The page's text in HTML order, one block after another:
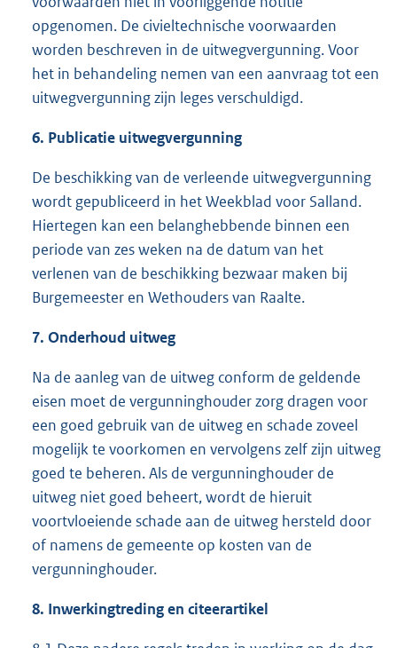
opgenomen. De civieltechnische voorwaarden
worden beschreven in de uitwegvergunning. Voor
het in behandeling nemen van een aanvraag tot een
uitwegvergunning zijn leges verschuldigd.
6. Publicatie uitwegvergunning
De beschikking van de verleende uitwegvergunning
wordt gepubliceerd in het Weekblad voor Salland.
Hiertegen kan een belanghebbende binnen een
periode van zes weken na de datum van het
verlenen van de beschikking bezwaar maken bij
Burgemeester en Wethouders van Raalte.
7. Onderhoud uitweg
Na de aanleg van de uitweg conform de geldende
eisen moet de vergunninghouder zorg dragen voor
een goed gebruik van de uitweg en schade zoveel
mogelijk te voorkomen en vervolgens zelf zijn uitweg
goed te beheren. Als de vergunninghouder de
uitweg niet goed beheert, wordt de hieruit
voortvloeiende schade aan de uitweg hersteld door
of namens de gemeente op kosten van de
vergunninghouder.
8. Inwerkingtreding en citeerartikel